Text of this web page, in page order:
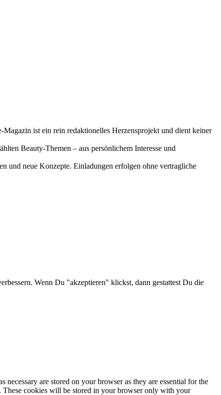
ist ein rein redaktionelles Herzensprojekt und dient keiner
Beauty-Themen – aus persönlichem Interesse und
und neue Konzepte. Einladungen erfolgen ohne vertragliche
Wenn Du "akzeptieren" klickst, dann gestattest Du die
are stored on your browser as they are essential for the
These cookies will be stored in your browser only with your